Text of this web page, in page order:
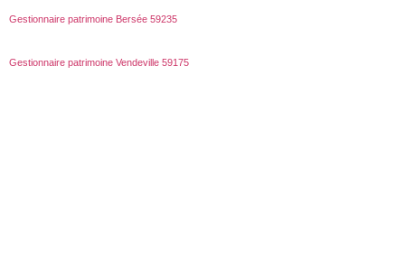
Gestionnaire patrimoine Bersée 59235
Gestionnaire patrimoine Vendeville 59175